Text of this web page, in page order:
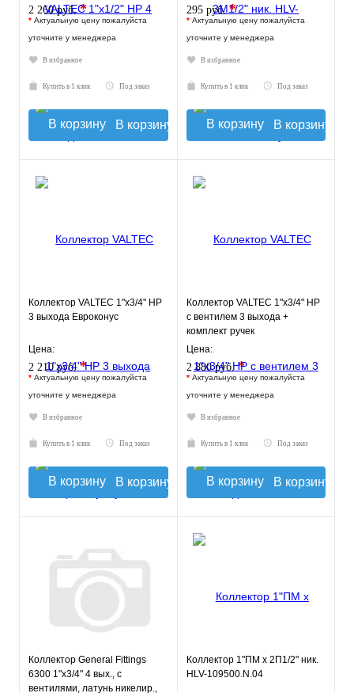
2 260 руб.*
* Актуальную цену пожалуйста
уточните у менеджера
В избранное
Купить в 1 клик Под заказ
В корзину
295 руб.*
* Актуальную цену пожалуйста
уточните у менеджера
В избранное
Купить в 1 клик Под заказ
В корзину
Коллектор VALTEC 1"х3/4" НР
3 выхода Евроконус
Цена:
2 210 руб.*
* Актуальную цену пожалуйста
уточните у менеджера
В избранное
Купить в 1 клик Под заказ
В корзину
Коллектор VALTEC 1"х3/4" НР
с вентилем 3 выхода +
комплект ручек
Цена:
2 880 руб.*
* Актуальную цену пожалуйста
уточните у менеджера
В избранное
Купить в 1 клик Под заказ
В корзину
Коллектор General Fittings
6300 1"х3/4" 4 вых., c
вентилями, латунь никелир.,
Коллектор 1"ПМ х 2П1/2" ник.
HLV-109500.N.04